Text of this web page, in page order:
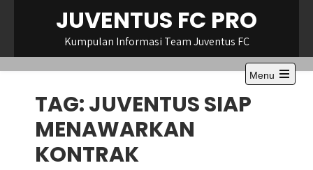
JUVENTUS FC PRO
Kumpulan Informasi Team Juventus FC
Menu
Open
TAG:JUVENTUS SIAP
MENAWARKAN
KONTRAK